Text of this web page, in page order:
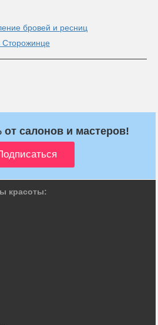
бровей и ресниц
Сторожинце
от салонов и мастеров!
красоты: